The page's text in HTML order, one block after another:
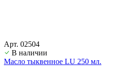
Арт. 02504
В наличии
Масло тыквенное LU 250 мл.